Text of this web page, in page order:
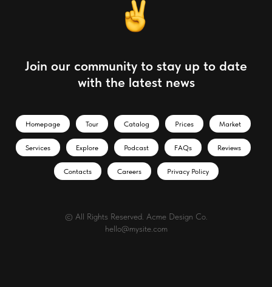
Join our community to stay up to date
with the latest news
Homepage Tour Catalog Prices Market
Services Explore Podcast FAQs Reviews
Contacts Careers Privacy Policy
© All Rights Reserved. Acme Design Co.
hello@mysite.com